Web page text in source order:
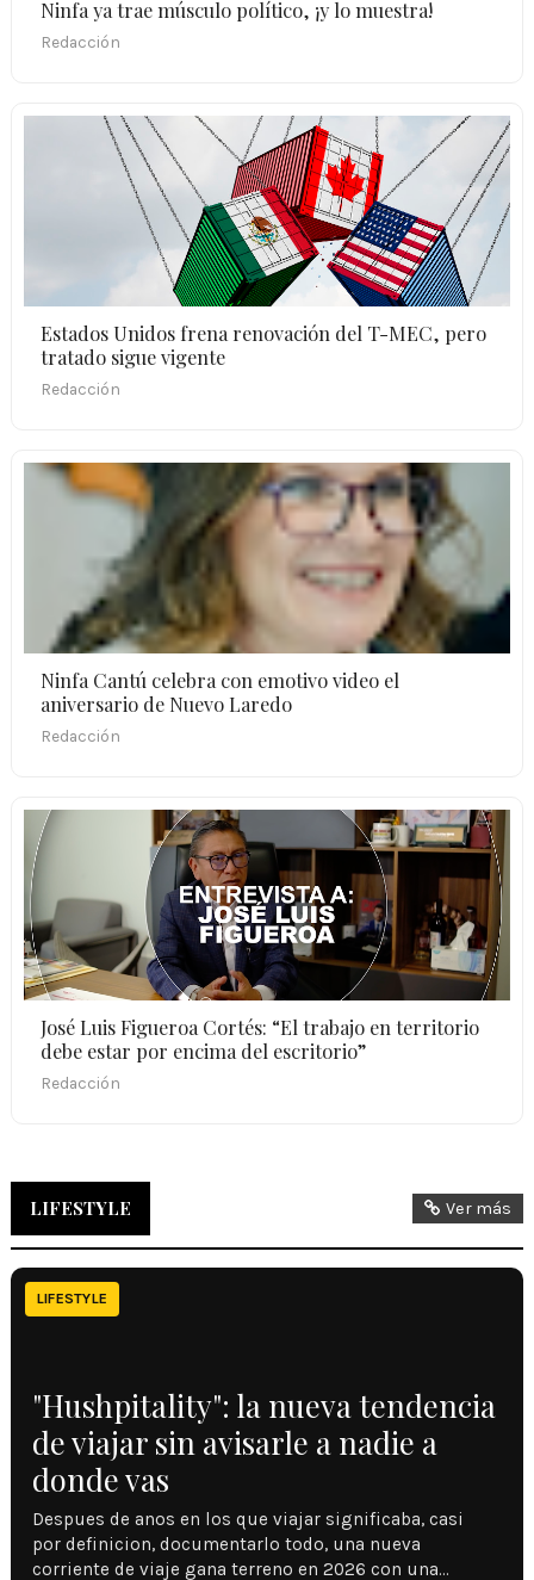
Ninfa ya trae músculo político, ¡y lo muestra!
Redacción
Estados Unidos frena renovación del T-MEC, pero
tratado sigue vigente
Redacción
Ninfa Cantú celebra con emotivo video el
aniversario de Nuevo Laredo
Redacción
José Luis Figueroa Cortés: “El trabajo en territorio
debe estar por encima del escritorio”
Redacción
LIFESTYLE Ver más
LIFESTYLE
"Hushpitality": la nueva tendencia
de viajar sin avisarle a nadie a
donde vas
Despues de anos en los que viajar significaba, casi
por definicion, documentarlo todo, una nueva
corriente de viaje gana terreno en 2026 con una…